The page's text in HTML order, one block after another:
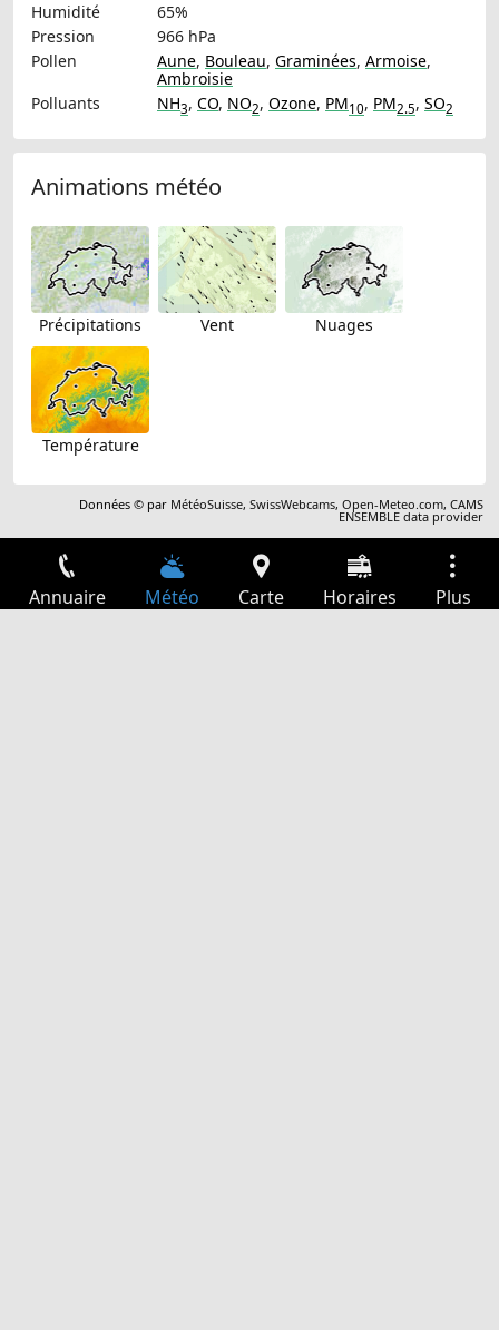
Humidité
65%
Pression
966 hPa
Pollen
Aune, Bouleau, Graminées, Armoise,
Ambroisie
Polluants
NH3, CO, NO2, Ozone, PM10, PM2.5, SO2
Animations météo
Précipitations Vent Nuages
Température
Données © par MétéoSuisse,SwissWebcams,Open-Meteo.com,CAMS
ENSEMBLE data provider
Annuaire Météo Carte Horaires Plus